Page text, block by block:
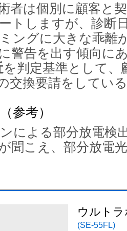
者は個別に顧客と
トしますが、診断
ングに大きな乖離
警告を出す傾向に
を判定基準として、
交換要請をしてい
参考）
による部分放電検
聞こえ、部分放電
ウル
(SE-